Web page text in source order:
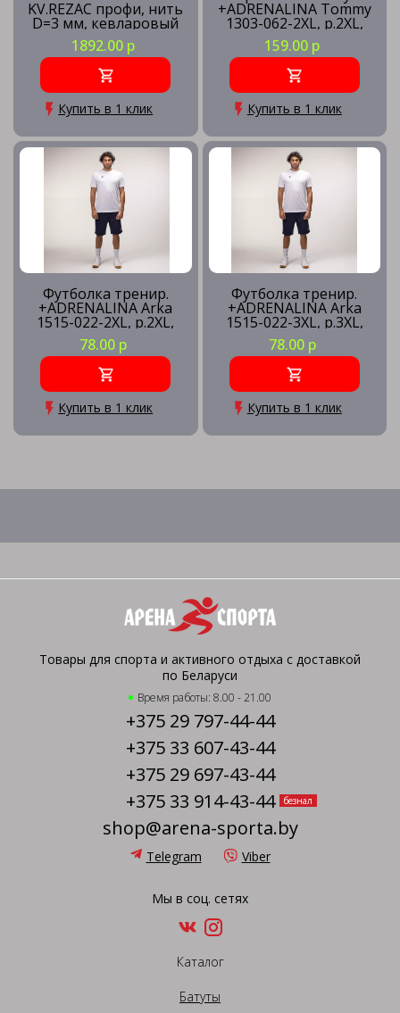
KV.REZAC профи, нить
D=3 мм, кевларовый
трос
1892.00 р
Купить в 1 клик
+ADRENALINA Tommy
1303-062-2XL, р.2XL,
100% полиэстер,
красно-синий
159.00 р
Купить в 1 клик
Футболка тренир.
+ADRENALINA Arka
1515-022-2XL, р.2XL,
полиэстер, хлопок,
вискоза, белый
78.00 р
Купить в 1 клик
Футболка тренир.
+ADRENALINA Arka
1515-022-3XL, р.3XL,
полиэстер, хлопок,
вискоза, белый
78.00 р
Купить в 1 клик
Товары для спорта и активного отдыха с доставкой
по Беларуси
Время работы: 8.00 - 21.00
+375 29 797-44-44
+375 33 607-43-44
+375 29 697-43-44
+375 33 914-43-44
безнал
shop@arena-sporta.by
Telegram Viber
Мы в соц. сетях
Каталог
Батуты